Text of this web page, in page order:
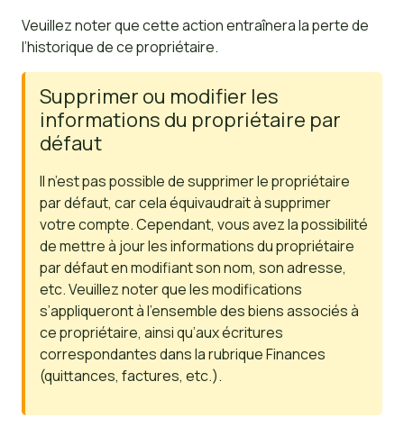
Veuillez noter que cette action entraînera la perte de
l’historique de ce propriétaire.
Supprimer ou modifier les
informations du propriétaire par
défaut
Il n’est pas possible de supprimer le propriétaire
par défaut, car cela équivaudrait à supprimer
votre compte. Cependant, vous avez la possibilité
de mettre à jour les informations du propriétaire
par défaut en modifiant son nom, son adresse,
etc. Veuillez noter que les modifications
s’appliqueront à l’ensemble des biens associés à
ce propriétaire, ainsi qu’aux écritures
correspondantes dans la rubrique Finances
(quittances, factures, etc.).